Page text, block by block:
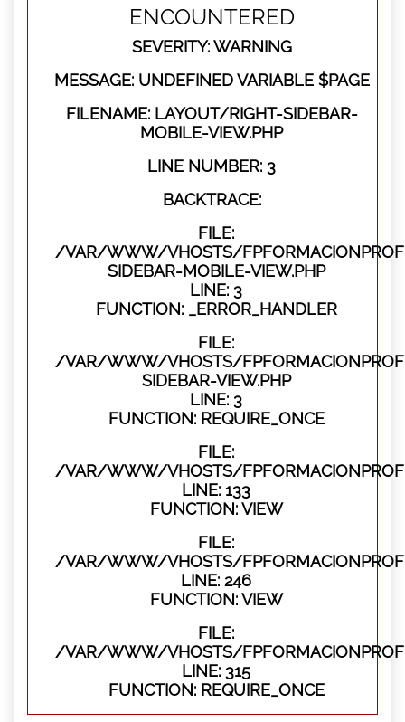
ENCOUNTERED
SEVERITY: WARNING
MESSAGE: UNDEFINED VARIABLE $PAGE
FILENAME: LAYOUT/RIGHT-SIDEBAR-
MOBILE-VIEW.PHP
LINE NUMBER: 3
BACKTRACE:
FILE:
/VAR/WWW/VHOSTS/
SIDEBAR-MOBILE-VIEW.PHP
LINE: 3
FUNCTION: _ERROR_HANDLER
FILE:
/VAR/WWW/VHOSTS/
SIDEBAR-VIEW.PHP
LINE: 3
FUNCTION: REQUIRE_ONCE
FILE:
/VAR/WWW/VHOSTS/
LINE: 133
FUNCTION: VIEW
FILE:
/VAR/WWW/VHOSTS/
LINE: 246
FUNCTION: VIEW
FILE:
/VAR/WWW/VHOSTS/
LINE: 315
FUNCTION: REQUIRE_ONCE